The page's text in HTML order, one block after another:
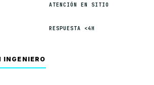
ATENCIÓN EN SITIO
RESPUESTA <4H
INGENIERO